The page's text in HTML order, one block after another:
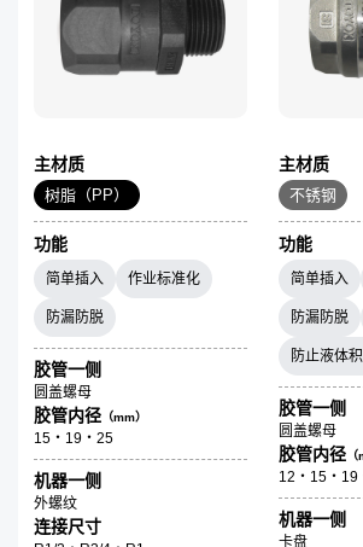
主材质
树脂（PP）
功能
简单插入 作业标准化
防漏防脱
胶管一侧
圆盖螺母
胶管内径（mm）
15・19・25
机器一侧
外螺纹
连接尺寸
主材质
不锈钢
功能
简单插入
防漏防脱
防止液体
胶管一侧
圆盖螺母
胶管内径
12・15・19
机器一侧
卡盘